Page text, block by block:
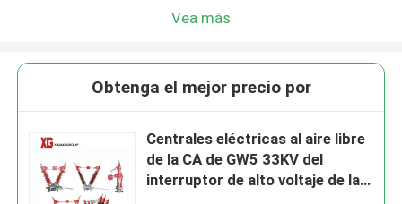
Vea más
Obtenga el mejor precio por
Centrales eléctricas al aire libre
de la CA de GW5 33KV del
interruptor de alto voltaje de la